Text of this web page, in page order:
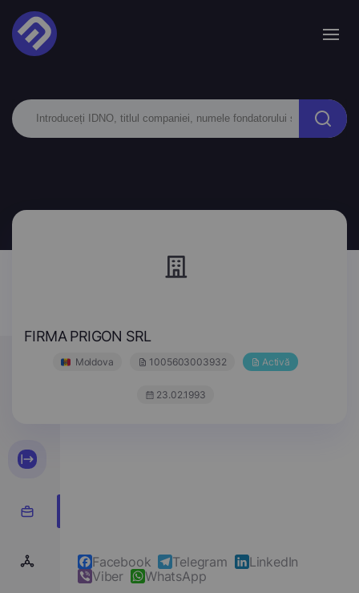
FIRMA PRIGON SRL
Moldova 1005603003932 Activă
23.02.1993
Facebook Telegram
LinkedIn
Viber
WhatsApp